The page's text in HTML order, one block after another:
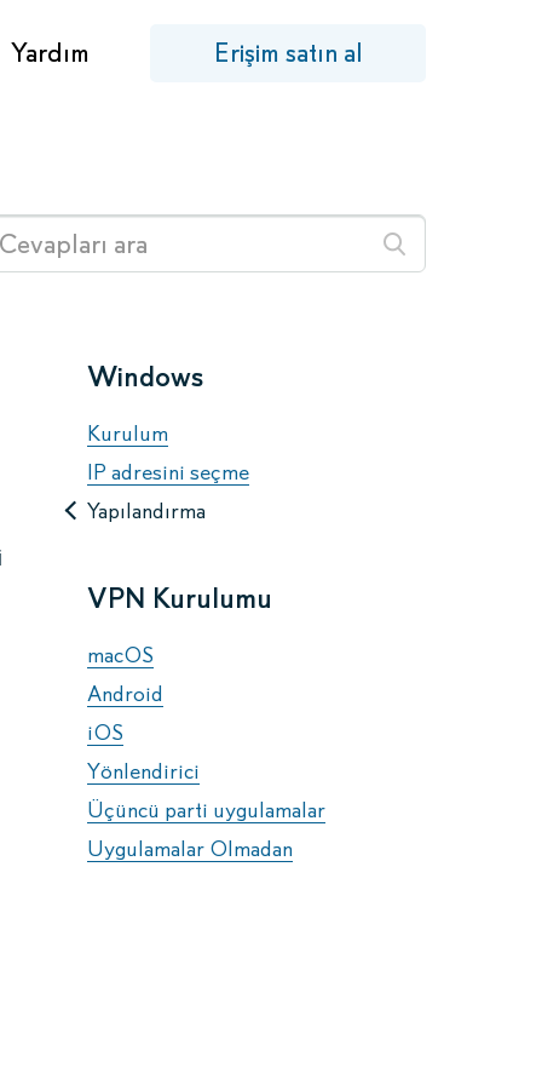
Yardım Erişim satın al
Windows
Kurulum
IP adresini seçme
Yapılandırma
VPN Kurulumu
macOS
Android
iOS
Yönlendirici
Üçüncü parti uygulamalar
Uygulamalar Olmadan